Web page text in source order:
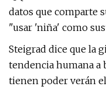
datos que comparte
"usar 'niña' como
Steigrad dice que la
tendencia humana a
tienen poder verán